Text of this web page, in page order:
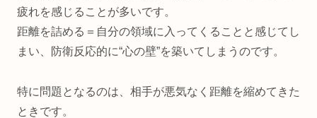
疲れを感じることが多いです。
距離を詰める＝自分の領域に入ってくることと感じてし
まい、防衛反応的に“心の壁”を築いてしまうのです。
特に問題となるのは、相手が悪気なく距離を縮めてきた
ときです。